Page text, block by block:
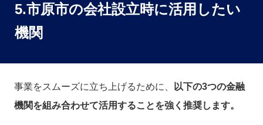
5.市原市の会社設立時に活用したい
機関
事業をスムーズに立ち上げるために、
以下の3つの金融
機関を組み合わせて活用することを強く推奨します。